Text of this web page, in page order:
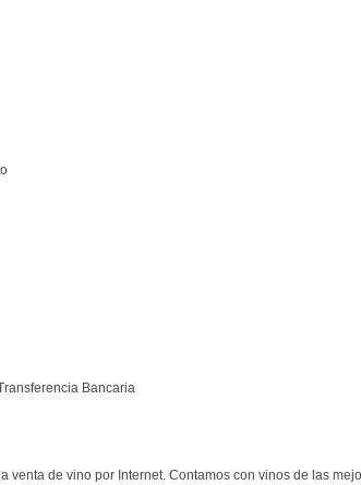
Bancaria
venta de vino por Internet. Contamos con vinos de las